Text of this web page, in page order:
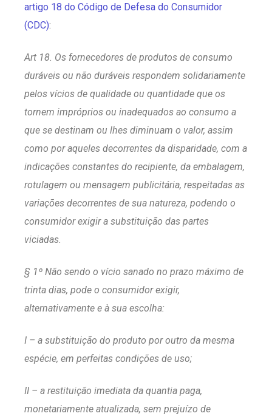
artigo 18 do Código de Defesa do Consumidor
(CDC):
Art 18. Os fornecedores de produtos de consumo
duráveis ou não duráveis respondem solidariamente
pelos vícios de qualidade ou quantidade que os
tornem impróprios ou inadequados ao consumo a
que se destinam ou lhes diminuam o valor, assim
como por aqueles decorrentes da disparidade, com a
indicações constantes do recipiente, da embalagem,
rotulagem ou mensagem publicitária, respeitadas as
variações decorrentes de sua natureza, podendo o
consumidor exigir a substituição das partes
viciadas.
§ 1º Não sendo o vício sanado no prazo máximo de
trinta dias, pode o consumidor exigir,
alternativamente e à sua escolha:
I – a substituição do produto por outro da mesma
espécie, em perfeitas condições de uso;
II – a restituição imediata da quantia paga,
monetariamente atualizada, sem prejuízo de